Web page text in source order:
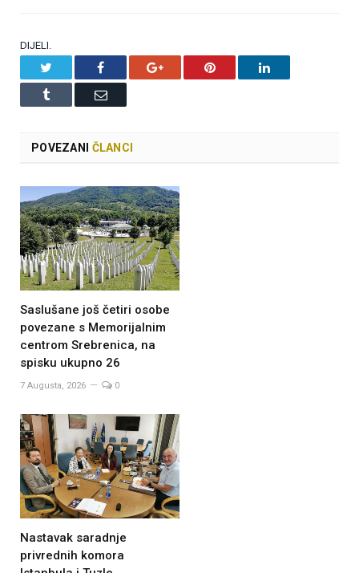
DIJELI.
Facebook Google+ Pinterest LinkedIn
Tumblr Email
POVEZANI ČLANCI
Saslušane još četiri osobe
povezane s Memorijalnim
centrom Srebrenica, na
spisku ukupno 26
7 Augusta, 2026 0
Nastavak saradnje
privrednih komora